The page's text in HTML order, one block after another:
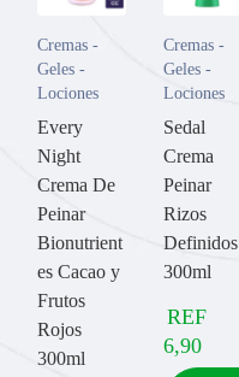
Cremas -
Geles -
Lociones
Every
Night
Crema De
Peinar
Bionutrient
es Cacao y
Frutos
Rojos
300ml
Cremas -
Geles -
Lociones
Sedal
Crema
Peinar
Rizos
Definidos
300ml
REF
6,90